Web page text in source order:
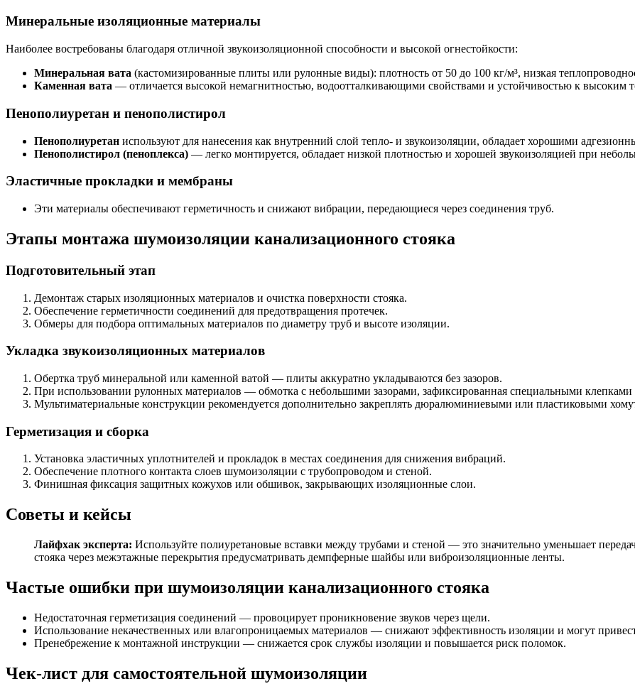
Минеральные изоляционные материалы
Наиболее востребованы благодаря отличной звукоизоляционной способности и высокой огнестойкости:
Минеральная вата (кастомизированные плиты или рулонные виды): плотность от 50 до 100 кг/м³, низкая
Каменная вата — отличается высокой немагнитностью, водоотталкивающими свойствами и устойчивостью к высоким
Пенополиуретан и пенополистирол
Пенополиуретан используют для нанесения как внутренний слой тепло- и звукоизоляции, обладает хорошими
Пенополистирол (пеноплекса) — легко монтируется, обладает низкой плотностью и хорошей звукоизоляцией при
Эластичные прокладки и мембраны
Эти материалы обеспечивают герметичность и снижают вибрации, передающиеся через соединения труб.
Этапы монтажа шумоизоляции канализационного стояка
Подготовительный этап
Демонтаж старых изоляционных материалов и очистка поверхности стояка.
Обеспечение герметичности соединений для предотвращения протечек.
Обмеры для подбора оптимальных материалов по диаметру труб и высоте изоляции.
Укладка звукоизоляционных материалов
Обертка труб минеральной или каменной ватой — плиты аккуратно укладываются без зазоров.
При использовании рулонных материалов — обмотка с небольшими зазорами, зафиксированная специальными клепками
Мультиматериальные конструкции рекомендуется дополнительно закреплять дюралюминиевыми или пластиковыми
Герметизация и сборка
Установка эластичных уплотнителей и прокладок в местах соединения для снижения вибраций.
Обеспечение плотного контакта слоев шумоизоляции с трубопроводом и стеной.
Финишная фиксация защитных кожухов или обшивок, закрывающих изоляционные слои.
Советы и кейсы
Лайфхак эксперта: Используйте полиуретановые вставки между трубами и стеной — это значительно уменьшает
стояка через межэтажные перекрытия предусматривать демпферные шайбы или виброизоляционные ленты.
Частые ошибки при шумоизоляции канализационного стояка
Недостаточная герметизация соединений — провоцирует проникновение звуков через щели.
Использование некачественных или влагопроницаемых материалов — снижают эффективность изоляции и могут
Пренебрежение к монтажной инструкции — снижается срок службы изоляции и повышается риск поломок.
Чек-лист для самостоятельной шумоизоляции